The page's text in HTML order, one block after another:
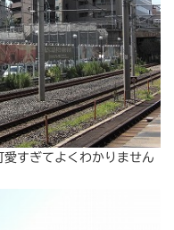
すぎてよくわかりません